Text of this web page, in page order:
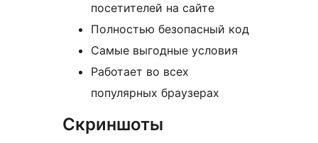
посетителей на сайте
Полностью безопасный код
Самые выгодные условия
Работает во всех
популярных браузерах
Скриншоты